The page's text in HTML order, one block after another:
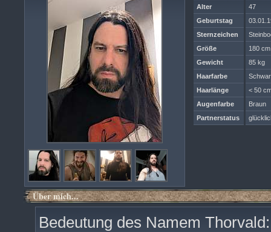
Alter
47
Geburtstag
Sternzeichen
Größe
180 cm
Gewicht
85 kg
Haarfarbe
Haarlänge
< 50
Augenfarbe
Braun
Partnerstatus
Über mich...
Bedeutung des Namem Thorvald: